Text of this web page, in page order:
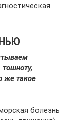
же такое
болезнь